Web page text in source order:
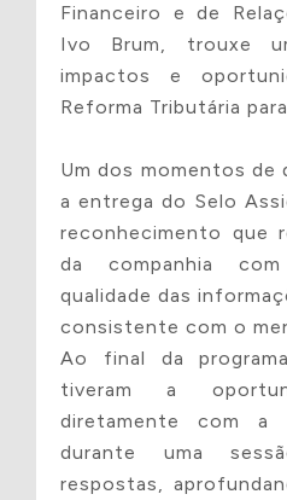
Nome do
Projeto
Público-
Alvo
Locais de
abrangência
Financeiro e de
Ivo Brum, trouxe
impactos e
Reforma Tributária
Um dos momentos
a entrega do Selo
reconhecimento que
da companhia
qualidade das
consistente com o
Ao final da
tiveram a
diretamente com a
durante uma
respostas,